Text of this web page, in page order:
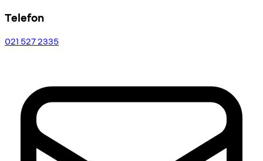
Telefon
021 527 2335